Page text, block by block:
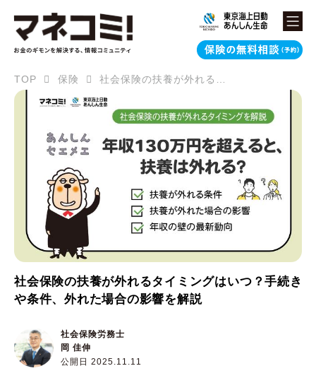
TOP 保険 社会保険の扶養が外れるタイミングはいつ？手続きや条件、外れた場合の影響を解説
社会保険の扶養が外れるタイミングはいつ？手続き
や条件、外れた場合の影響を解説
公開日 2025.11.11
社会保険労務士
岡 佳伸